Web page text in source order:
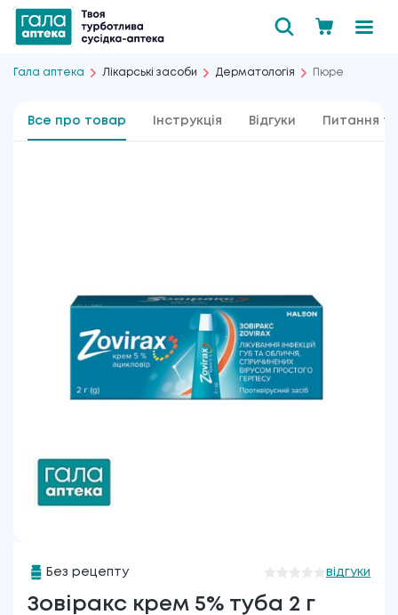
Гала аптека Лікарські засоби Дерматологія Пюре
Все про товар Інструкція Відгуки Питання та
Без рецепту відгуки
Зовіракс крем 5% туба 2 г